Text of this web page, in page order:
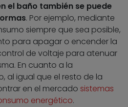
el baño también se puede
. Por ejemplo, mediante
siempre que sea posible,
para apagar o encender la
de voltaje para atenuar
En cuanto a la
al igual que el resto de la
en el mercado sistemas
energético.